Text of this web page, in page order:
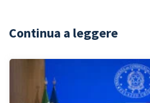
Continua a leggere